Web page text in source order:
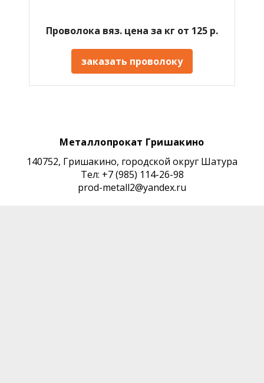
Проволока вяз. цена за кг от 125 р.
заказать проволоку
Металлопрокат Гришакино
140752, Гришакино, городской округ Шатура
Тел: +7 (985) 114-26-98
prod-metall2@yandex.ru